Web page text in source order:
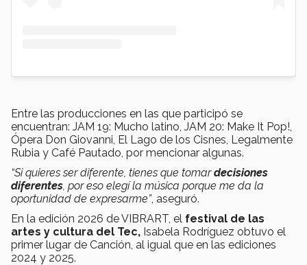
Entre las producciones en las que participó se
encuentran: JAM 19: Mucho latino, JAM 20: Make It Pop!,
Ópera Don Giovanni, El Lago de los Cisnes, Legalmente
Rubia y Café Pautado, por mencionar algunas.
“Si quieres ser diferente, tienes que tomardecisiones
diferentes , por eso elegí la música porque me da la
oportunidad de expresarme”, aseguró.
En la edición 2026 de VIBRART, el festival de las
artes y cultura del Tec, Isabela Rodríguez obtuvo el
primer lugar de Canción, al igual que en las ediciones
2024 y 2025.